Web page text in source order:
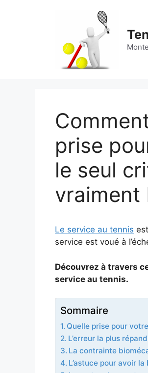
prise
le seul
vraiment
Le service au tennis
service est voué à
Découvrez à travers
service au tennis.
Sommaire
Quelle prise pour
L’erreur la plus
La contrainte
L’astuce pour avoir